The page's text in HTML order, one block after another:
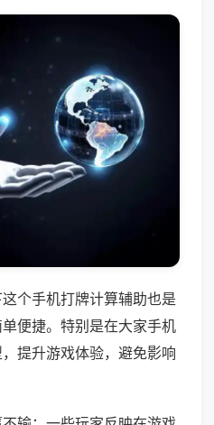
个手机打牌计算辅助也是
便捷。特别是在大家手机
提升游戏体验，避免影响